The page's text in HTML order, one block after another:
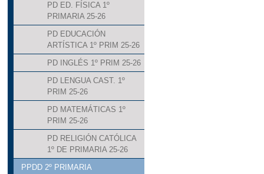
PD ED. FÍSICA 1º
PRIMARIA 25-26
PD EDUCACIÓN
ARTÍSTICA 1º PRIM 25-26
PD INGLÉS 1º PRIM 25-26
PD LENGUA CAST. 1º
PRIM 25-26
PD MATEMÁTICAS 1º
PRIM 25-26
PD RELIGIÓN CATÓLICA
1º DE PRIMARIA 25-26
PPDD 2º PRIMARIA